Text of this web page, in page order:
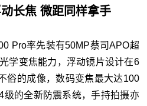
长焦 微距同样拿手
Pro率先装有50MP蔡司APO超
学变焦能力，浮动镜片设计在6
俗的成像，数码变焦最大达100
级的全新防震系统，手持拍摄亦